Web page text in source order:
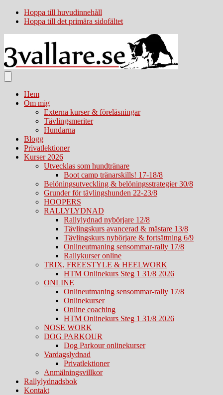
Hoppa till huvudinnehåll
Hoppa till det primära sidofältet
Hem
Om mig
Externa kurser & föreläsningar
Tävlingsmeriter
Hundarna
Blogg
Privatlektioner
Kurser 2026
Utvecklas som hundtränare
Boot camp tränarskills! 17-18/8
Belöningsutveckling & belöningsstrategier 30/8
Grunder för tävlingshunden 22-23/8
HOOPERS
RALLYLYDNAD
Rallylydnad nybörjare 12/8
Tävlingskurs avancerad & mästare 13/8
Tävlingskurs nybörjare & fortsättning 6/9
Onlineutmaning sensommar-rally 17/8
Rallykurser online
TRIX, FREESTYLE & HEELWORK
HTM Onlinekurs Steg 1 31/8 2026
ONLINE
Onlineutmaning sensommar-rally 17/8
Onlinekurser
Online coaching
HTM Onlinekurs Steg 1 31/8 2026
NOSE WORK
DOG PARKOUR
Dog Parkour onlinekurser
Vardagslydnad
Privatlektioner
Anmälningsvillkor
Rallylydnadsbok
Kontakt